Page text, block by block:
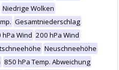
Niedrige Wolken
Gesamtniederschlag
hPa Wind 200 hPa Wind
Neuschneehöhe
850 hPa Temp. Abweichung